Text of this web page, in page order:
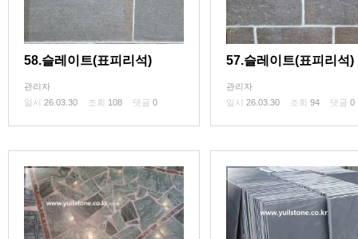
58.슬레이트(표피리석)
관리자
일시 26.03.30 조회 108 댓글 0
57.슬레이트(표피리석)
관리자
일시 26.03.30 조회 94 댓글 0